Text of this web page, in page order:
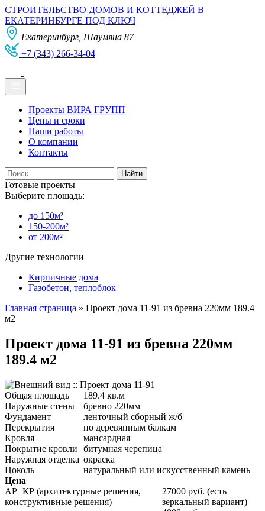
СТРОИТЕЛЬСТВО ДОМОВ И КОТТЕДЖЕЙ В
ЕКАТЕРИНБУРГЕ ПОД КЛЮЧ
Екатеринбург, Шаумяна 87
+7 (343) 266-34-04
Проекты ВИРА ГРУПП
Цены и сроки
Наши работы
О компании
Контакты
Готовые проекты
Выберите площадь:
до 150м²
150-200м²
от 200м²
Другие технологии
Кирпичные дома
Газобетон, теплоблок
Главная страница » Проект дома 11-91 из бревна 220мм 189.4
м2
Проект дома 11-91 из бревна 220мм
189.4 м2
Общая площадь
189.4 кв.м
Наружные стены
бревно 220мм
Фундамент
ленточный сборный ж/б
Перекрытия
по деревянным балкам
Кровля
мансардная
Покрытие кровли
битумная черепица
Наружная отделка окраска
Цоколь
натуральный или искусственный камень
Цена
АР+КР (архитектурные решения,
конструктивные решения)
27000 руб. (есть
зеркальный вариант)